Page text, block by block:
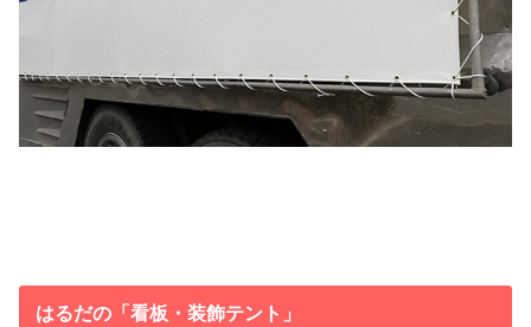
はるだの「看板・装飾テント」